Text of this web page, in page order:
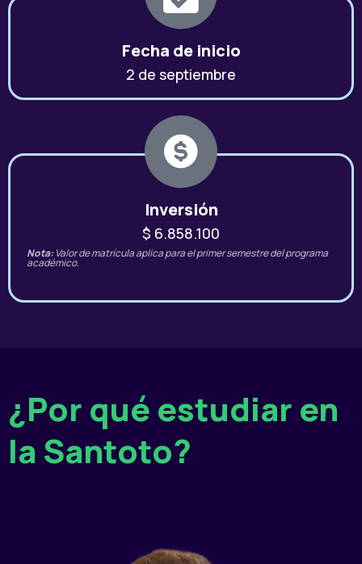
Fecha de inicio
2 de septiembre
Inversión
$ 6.858.100
Nota: Valor de matrícula aplica para el primer semestre del programa
académico.
¿Por qué estudiar en
la Santoto?